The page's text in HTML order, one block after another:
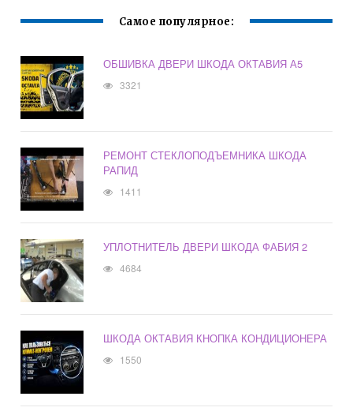
Самое популярное:
ОБШИВКА ДВЕРИ ШКОДА ОКТАВИЯ А5
3321
РЕМОНТ СТЕКЛОПОДЪЕМНИКА ШКОДА
РАПИД
1411
УПЛОТНИТЕЛЬ ДВЕРИ ШКОДА ФАБИЯ 2
4684
ШКОДА ОКТАВИЯ КНОПКА КОНДИЦИОНЕРА
1550